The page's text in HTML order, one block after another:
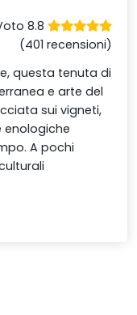
8.8
(401 recensioni)
questa tenuta di
e arte del
sui vigneti,
enologiche
A pochi